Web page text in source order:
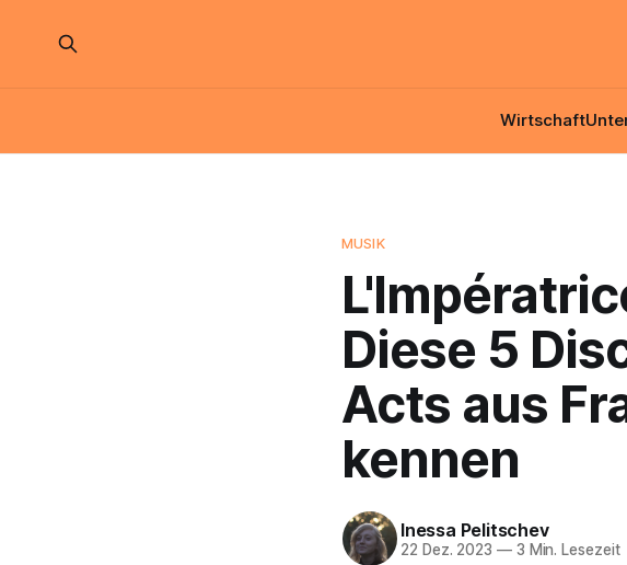
Wirtschaft
MUSIK
Diese 5
Acts aus
kennen
Inessa Pelitschev
22 Dez. 2023 —3 Min. Lesezeit